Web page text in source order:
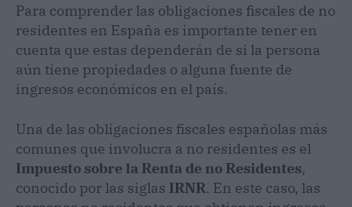
Para comprender las obligaciones fiscales de no
residentes en España es importante tener en
cuenta que estas dependerán de si la persona
aún tiene propiedades o alguna fuente de
ingresos económicos en el país.
Una de las obligaciones fiscales españolas más
comunes que involucra a no residentes es el
Impuesto sobre la Renta de no Residentes,
conocido por las siglas IRNR. En este caso, las